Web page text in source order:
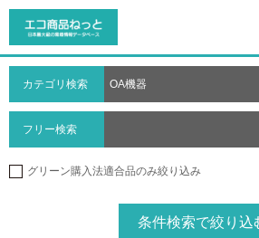
カテゴリ検索
フリー検索
グリーン購入法適合品のみ絞り込み
条件検索で絞り込